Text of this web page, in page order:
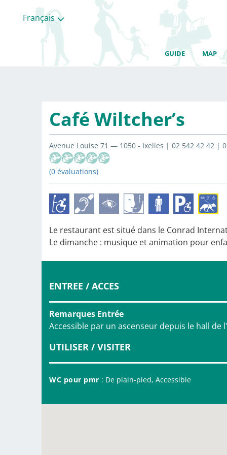
Français
GUIDE MAP
Café Wiltcher’s
Avenue Louise 71 — 1050 - Ixelles | 02 542 42 42 |
(0 évaluations)
Le restaurant est situé dans le Conrad
Le dimanche : musique et animation pour
ENTREE / ACCES
Remarques Entrée
Accessible par un ascenseur depuis le hall de
UTILISER / VISITER
WC pour pmr : De plain-pied, Accessible
categories